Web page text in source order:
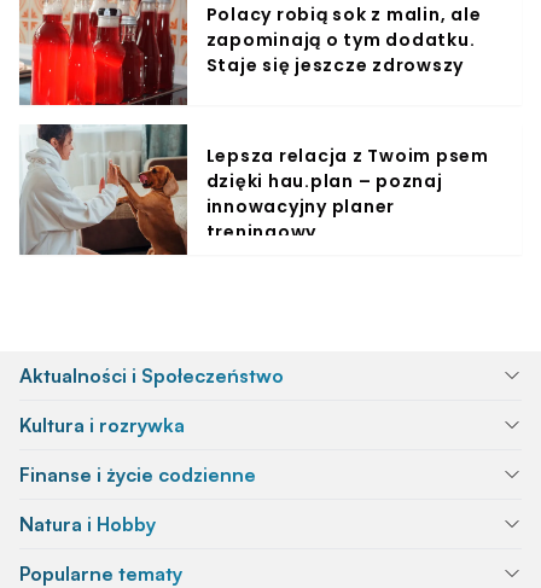
Polacy robią sok z malin, ale
zapominają o tym dodatku.
Staje się jeszcze zdrowszy
Lepsza relacja z Twoim psem
dzięki hau.plan – poznaj
innowacyjny planer
treningowy
Aktualności i Społeczeństwo
Kultura i rozrywka
Finanse i życie codzienne
Natura i Hobby
Popularne tematy